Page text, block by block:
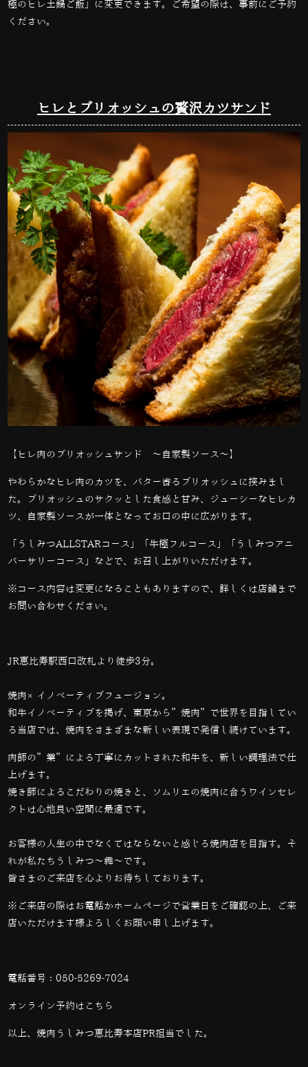
極のヒレ土鍋ご飯」に変更できます。ご希望の際は、事前にご予約
ください。
ヒレとブリオッシュの贅沢カツサンド
【ヒレ肉のブリオッシュサンド 〜自家製ソース〜】
やわらかなヒレ肉のカツを、バター香るブリオッシュに挟みまし
た。ブリオッシュのサクッとした食感と甘み、ジューシーなヒレカ
ツ、自家製ソースが一体となってお口の中に広がります。
「うしみつALLSTARコース」「牛極フルコース」「うしみつアニ
バーサリーコース」などで、お召し上がりいただけます。
※コース内容は変更になることもありますので、詳しくは店舗まで
お問い合わせください。
JR恵比寿駅西口改札より徒歩3分。
焼肉×イノベーティブフュージョン。
和牛イノベーティブを掲げ、東京から”焼肉”で世界を目指してい
る当店では、焼肉をさまざまな新しい表現で発信し続けています。
肉師の”業”による丁寧にカットされた和牛を、新しい調理法で仕
上げます。
焼き師によるこだわりの焼きと、ソムリエの焼肉に合うワインセレ
クトは心地良い空間に最適です。
お客様の人生の中でなくてはならないと感じる焼肉店を目指す。そ
れが私たちうしみつ～犇～です。
皆さまのご来店を心よりお待ちしております。
※ご来店の際はお電話かホームページで営業日をご確認の上、ご来
店いただけます様よろしくお願い申し上げます。
電話番号： 050-5269-7024
オンライン予約は こちら
以上、焼肉うしみつ恵比寿本店PR担当でした。